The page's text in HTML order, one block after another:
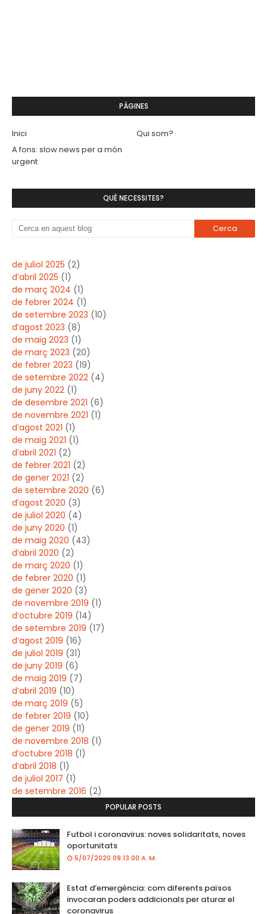
PÀGINES
Inici
Qui som?
A fons: slow news per a món
urgent
QUÈ NECESSITES?
de juliol 2025 (2)
d’abril 2025 (1)
de març 2024 (1)
de febrer 2024 (1)
de setembre 2023 (10)
d’agost 2023 (8)
de maig 2023 (1)
de març 2023 (20)
de febrer 2023 (19)
de setembre 2022 (4)
de juny 2022 (1)
de desembre 2021 (6)
de novembre 2021 (1)
d’agost 2021 (1)
de maig 2021 (1)
d’abril 2021 (2)
de febrer 2021 (2)
de gener 2021 (2)
de setembre 2020 (6)
d’agost 2020 (3)
de juliol 2020 (4)
de juny 2020 (1)
de maig 2020 (43)
d’abril 2020 (2)
de març 2020 (1)
de febrer 2020 (1)
de gener 2020 (3)
de novembre 2019 (1)
d’octubre 2019 (14)
de setembre 2019 (17)
d’agost 2019 (16)
de juliol 2019 (31)
de juny 2019 (6)
de maig 2019 (7)
d’abril 2019 (10)
de març 2019 (5)
de febrer 2019 (10)
de gener 2019 (11)
de novembre 2018 (1)
d’octubre 2018 (1)
d’abril 2018 (1)
de juliol 2017 (1)
de setembre 2016 (2)
POPULAR POSTS
Futbol i coronavirus: noves solidaritats, noves
oportunitats
5/07/2020 09:13:00 A. M.
Estat d’emergència: com diferents països
invocaran poders addicionals per aturar el
coronavirus